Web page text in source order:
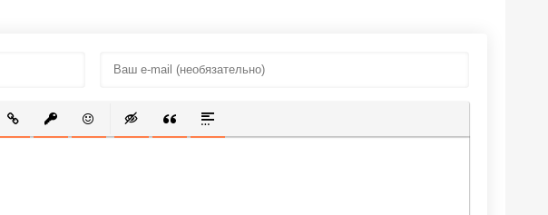
СПИСОКСПИСОК
ССЫЛКУ
ВСТАВИТЬ ЗАЩИЩЕННУЮ ССЫЛКУ
ВСТАВИТЬ СМАЙЛИК
ВСТАВКА СКРЫТОГО ТЕКСТА
ВСТАВКА ЦИТАТЫ
ВСТАВКА СПОЙЛЕРА